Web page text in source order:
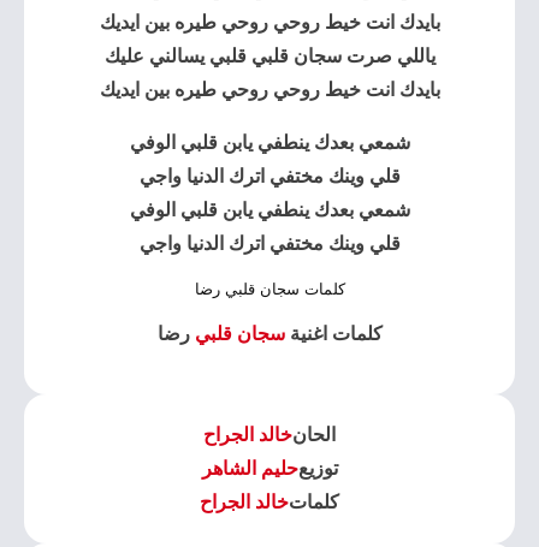
بايدك انت خيط روحي روحي طيره بين ايديك
ياللي صرت سجان قلبي قلبي يسالني عليك
بايدك انت خيط روحي روحي طيره بين ايديك
شمعي بعدك ينطفي يابن قلبي الوفي
قلي وينك مختفي اترك الدنيا واجي
شمعي بعدك ينطفي يابن قلبي الوفي
قلي وينك مختفي اترك الدنيا واجي
كلمات سجان قلبي رضا
كلمات اغنيةسجان قلبي رضا
الحانخالد الجراح
توزيعحليم الشاهر
كلماتخالد الجراح